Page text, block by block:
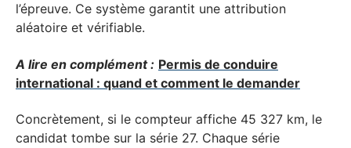
l’épreuve. Ce système garantit une attribution
aléatoire et vérifiable.
A lire en complément : Permis de conduire
international : quand et comment le demander
Concrètement, si le compteur affiche 45 327 km, le
candidat tombe sur la série 27. Chaque série